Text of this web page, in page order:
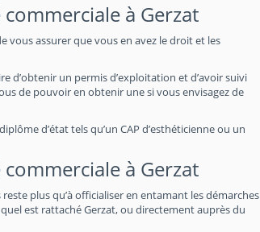
à Gerzat
vous assurer que vous en avez le droit et les
un permis d’exploitation et d’avoir suivi
de pouvoir en obtenir une si vous envisagez de
d’état tels qu’un CAP d’esthéticienne ou un
à Gerzat
reste plus qu’à officialiser en entamant les démarches
est rattaché Gerzat, ou directement auprès du